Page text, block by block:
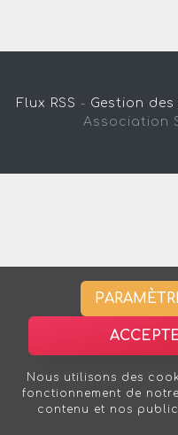
Flux RSS - Gestion
Association
Nous utilisons des
fonctionnement de
contenu et nos